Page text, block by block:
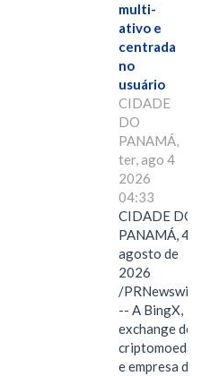
multi-
ativo e
centrada
no
usuário
CIDADE
DO
PANAMÁ,
ter, ago 4
2026
04:33
CIDADE DO
PANAMÁ, 4 de
agosto de
2026
/PRNewswire/
-- A BingX,
exchange de
criptomoedas
e empresa de